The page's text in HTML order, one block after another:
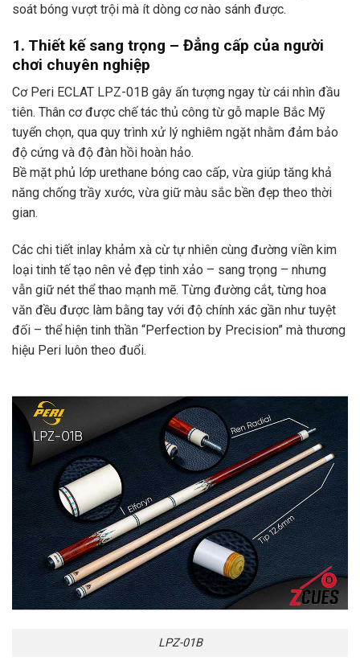
soát bóng vượt trội mà ít dòng cơ nào sánh được.
1. Thiết kế sang trọng – Đẳng cấp của người
chơi chuyên nghiệp
Cơ Peri ECLAT LPZ-01B gây ấn tượng ngay từ cái nhìn đầu
tiên. Thân cơ được chế tác thủ công từ gỗ maple Bắc Mỹ
tuyển chọn, qua quy trình xử lý nghiêm ngặt nhằm đảm bảo
độ cứng và độ đàn hồi hoàn hảo.
Bề mặt phủ lớp urethane bóng cao cấp, vừa giúp tăng khả
năng chống trầy xước, vừa giữ màu sắc bền đẹp theo thời
gian.
Các chi tiết inlay khảm xà cừ tự nhiên cùng đường viền kim
loại tinh tế tạo nên vẻ đẹp tinh xảo – sang trọng – nhưng
vẫn giữ nét thể thao mạnh mẽ. Từng đường cắt, từng hoa
văn đều được làm bằng tay với độ chính xác gần như tuyệt
đối – thể hiện tinh thần “Perfection by Precision” mà thương
hiệu Peri luôn theo đuổi.
LPZ-01B